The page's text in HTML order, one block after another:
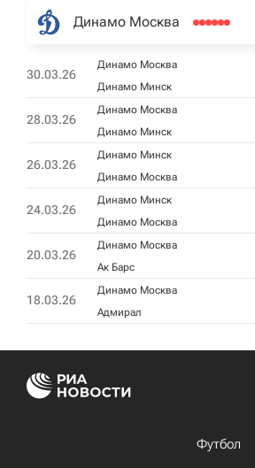
Динамо Москва
30.03.26
Динамо Москва
Динамо Минск
28.03.26
Динамо Москва
Динамо Минск
26.03.26
Динамо Минск
Динамо Москва
24.03.26
Динамо Минск
Динамо Москва
20.03.26
Динамо Москва
Ак Барс
18.03.26
Динамо Москва
Адмирал
Футбол